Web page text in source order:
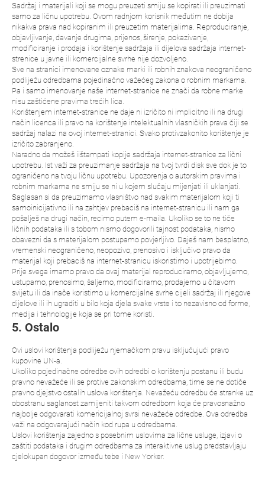
Sadržaj i materijali koji se mogu preuzeti smiju se kopirati ili preuzimati
samo za ličnu upotrebu. Ovom radnjom korisnik međutim ne dobija
nikakva prava nad kopiranim ili preuzetim materijalima. Reproduciranje,
objavljivanje, davanje drugima, prijenos, širenje, pokazivanje,
modificiranje i prodaja i korištenje sadržaja ili dijelova sadržaja internet-
strenice u javne ili komercijalne svrhe nije dozvoljeno.
Sve na stranici imenovane oznake marki ili robnih znakova neograničeno
podliježu odredbama pojedinačno važećeg zakona o robnim markama.
Pa i samo imenovanje naše internet-stranice ne znači da robne marke
nisu zaštićene pravima trećih lica.
Korištenjem internet-stranice ne daje ni izričito ni implicitno ili na drugi
način licenca ili pravo na korištenje intelektualnih vlasničkih prava čiji se
sadržaj nalazi na ovoj internet-stranici. Svako protivzakonito korištenje je
izričito zabranjeno.
Naradno da možeš iištampati kopije sadržaja internet-stranice za lični
upotrebu. Ist važi za preuzimanje sadržaja na tvoj tvrdi disk sve dok je to
ograničeno na tvoju ličnu upotrebu. Upozorenja o autorskim pravima i
robnim markama ne smiju se ni u kojem slučaju mijenjati ili uklanjati.
Saglasan si da preuzimamo vlasništvo nad svakim materijalom koji ti
samoinicijativno ili na zahtjev prebaciš na internet-stranicu ili nam ga
pošalješ na drugi način, recimo putem e-maila. Ukoliko se to ne tiče
ličnih podataka ili s tobom nismo dogovorili tajnost podataka, nismo
obavezni da s materijalom postupamo povjerljivo. Daješ nam besplatno,
vremenski neograničeno, neopozivo, prenosivo i isključivo pravo da
materijal koji prebaciš na internet-stranicu iskoristimo i upotrijebimo.
Prije svega imamo pravo da ovaj materijal reproduciramo, objavljujemo,
ustupamo, prenosimo, šaljemo, modificiramo, prodajemo u čitavom
svijetu ili da inače koristimo u komercijalne svrhe cijeli sadržaj ili njegove
dijelove ili ih ugraditi u bilo koja djela svake vrste i to nezavisno od forme,
medija i tehnologije koja se pri tome koristi.
5. Ostalo
Ovi uslovi korištenja podliježu njemačkom pravu isključujući pravo
kupovine UN-a.
Ukoliko pojedinačne odredbe ovih odredbi o korištenju postanu ili budu
pravno nevažeće ili se protive zakonskim odredbama, time se ne dotiče
pravno djejstvo ostalih uslova korištenja. Nevažeću odredbu će stranke uz
obostranu saglanost zamijeniti takvom odredbom koja će pravosnažno
najbolje odgovarati komericijalnoj svrsi nevažeće odredbe. Ova odredba
važi na odgovarajući način kod rupa u odredbama.
Uslovi korištenja zajedno s posebnim uslovima za lične usluge, izjavi o
zaštiti podataka i drugim odredbama za interaktivne uslug predstavljaju
cjelokupan dogovor između tebe i New Yorker.